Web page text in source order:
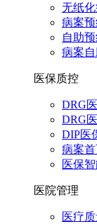
无纸
病案
自助
病案
医保质控
DRG
DRG
DIP医
病案
医保
医院管理
医疗